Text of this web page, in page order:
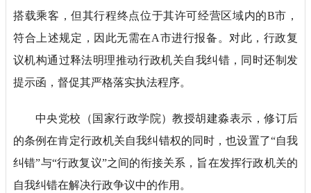
搭载乘客，但其行程终点位于其许可经营区域内的B市，
符合上述规定，因此无需在A市进行报备。对此，行政复
议机构通过释法明理推动行政机关自我纠错，同时还制发
提示函，督促其严格落实执法程序。
中央党校（国家行政学院）教授胡建淼表示，修订后
的条例在肯定行政机关自我纠错权的同时，也设置了“自我
纠错”与“行政复议”之间的衔接关系，旨在发挥行政机关的
自我纠错在解决行政争议中的作用。